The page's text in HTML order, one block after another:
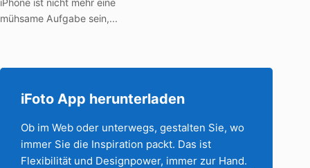
iPhone ist nicht mehr eine
mühsame Aufgabe sein,...
iFoto App herunterladen
Ob im Web oder unterwegs, gestalten Sie, wo
immer Sie die Inspiration packt. Das ist
Flexibilität und Designpower, immer zur Hand.